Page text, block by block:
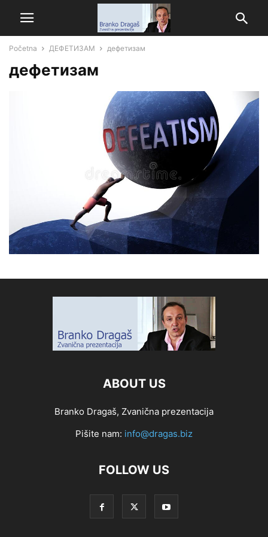
Početna ДЕФЕТИЗАМ дефетизам
дефетизам
ABOUT US
Branko Dragaš, Zvanična prezentacija
Pišite nam: info@dragas.biz
FOLLOW US